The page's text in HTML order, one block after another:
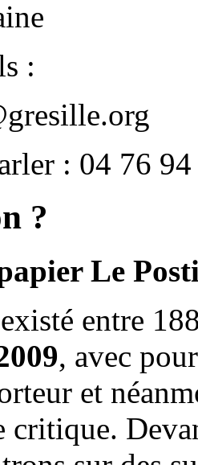
:
: 04 76
?
Le
entre
, avec
et
critique.